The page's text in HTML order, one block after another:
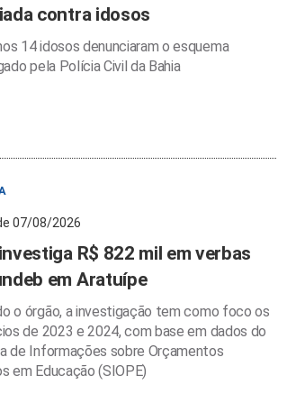
contra idosos
14 idosos denunciaram o esquema
pela Polícia Civil da Bahia
07/08/2026
R$ 822 mil em verbas
em Aratuípe
o órgão, a investigação tem como foco os
de 2023 e 2024, com base em dados do
de Informações sobre Orçamentos
em Educação (SIOPE)